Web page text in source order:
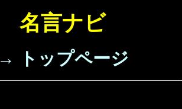
名言ナビ
→ トップページ